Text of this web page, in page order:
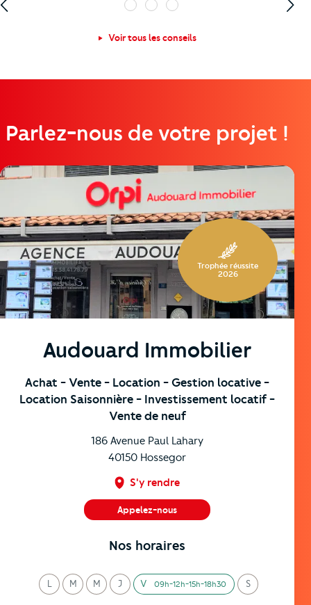
1 2 3
Voir tous les conseils
Parlez-nous de votre projet !
https://cutjhqvjma.cloudimg.io/_prod_/orpibackend/
Audouard Immobilier
Achat - Vente - Location - Gestion locative -
Location Saisonnière - Investissement locatif -
Vente de neuf
186 Avenue Paul Lahary
40150 Hossegor
S'y rendre
Appelez-nous
Nos horaires
L
undi
M
ardi
M
ercredi
J
eudi
V
endredi
09h-12h-15h-18h30 S
amedi
Trophée réussite
2026